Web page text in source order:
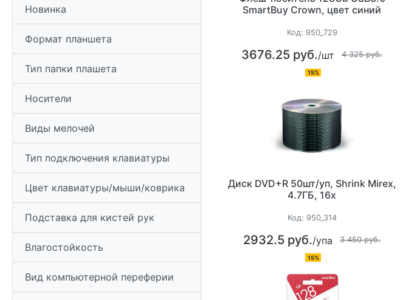
Новинка
Формат планшета
Тип папки плашета
Носители
Виды мелочей
Тип подключения клавиатуры
Цвет клавиатуры/мыши/коврика
Подставка для кистей рук
Влагостойкость
Вид компьютерной переферии
SmartBuy Crown, цвет синий
Код: 950_729
3676.25 руб./шт 4 325 руб.
15%
Диск DVD+R 50шт/уп, Shrink Mirex,
4.7ГБ, 16х
Код: 950_314
2932.5 руб./упа 3 450 руб.
15%